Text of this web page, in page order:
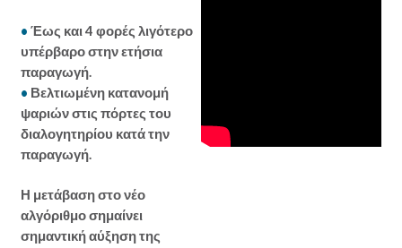
• Έως και 4 φορές λιγότερο
υπέρβαρο στην ετήσια
παραγωγή.
• Βελτιωμένη κατανομή
ψαριών στις πόρτες του
διαλογητηρίου κατά την
παραγωγή.
Η μετάβαση στο νέο
αλγόριθμο σημαίνει
σημαντική αύξηση της